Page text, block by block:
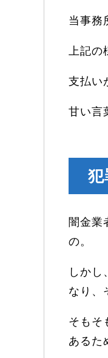
当事務
上記の
支払い
甘い言
闇金業
の。
しかし
なり、
そもそ
あるた